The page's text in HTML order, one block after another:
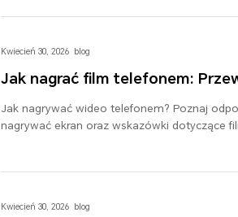
Kwiecień 30, 2026 blog
Jak nagrać film telefonem:
Jak nagrywać wideo telefonem? Poznaj
nagrywać ekran oraz wskazówki dotyczące
Kwiecień 30, 2026 blog